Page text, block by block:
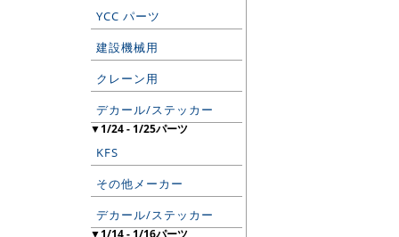
YCC パーツ
建設機械用
クレーン用
デカール/ステッカー
▼1/24 - 1/25パーツ
KFS
その他メーカー
デカール/ステッカー
▼1/14 - 1/16パーツ